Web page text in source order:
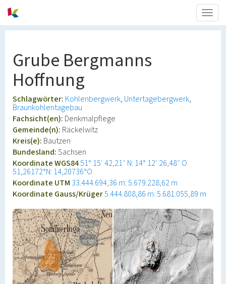
Grube Bergmanns
Hoffnung
Schlagwörter: Kohlenbergwerk Untertagebergwerk
Braunkohlentagebau
Fachsicht(en): Denkmalpflege
Gemeinde(n): Räckelwitz
Kreis(e): Bautzen
Bundesland:Sachsen
Koordinate WGS8451° 15′ 42,21″ N: 14° 12′ 26,48″ O
51,26172°N: 14,20736°O
Koordinate UTM 33.444.694,36 m: 5.679.228,62 m
Koordinate Gauss/Krüger5.444.808,86 m: 5.681.055,89 m